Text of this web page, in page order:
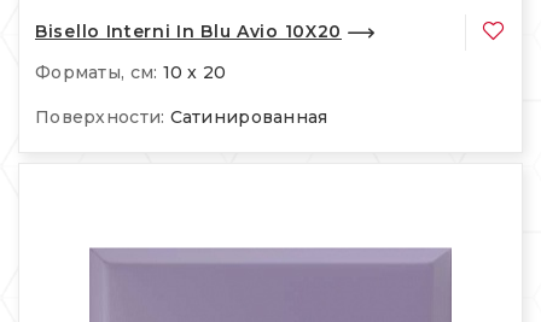
Bisello Interni In Blu Avio 10X20
Форматы, см: 10 x 20
Поверхности: Сатинированная